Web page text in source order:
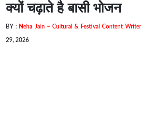
क्यों चढ़ाते है बासी भोजन
BY : Neha Jain – Cultural & Festival Content Writer
29, 2026